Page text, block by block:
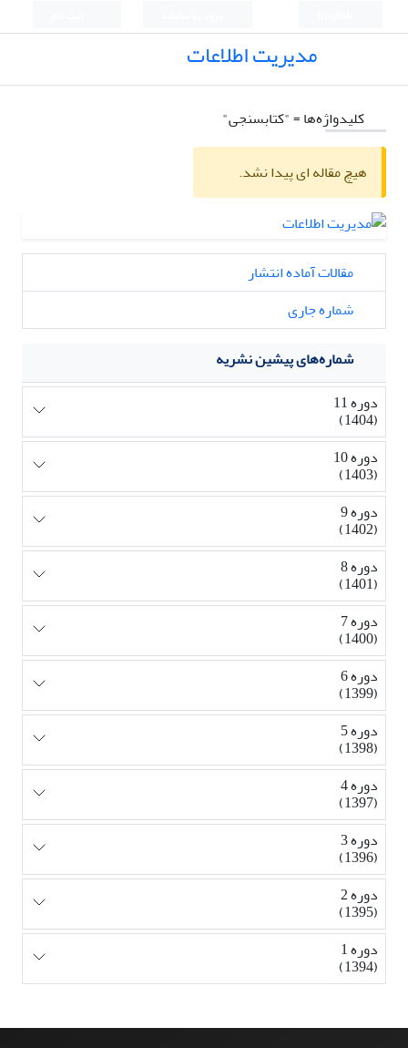
مدیریت اطلاعات
کلیدواژه‌ها ="کتابسنجی"
هیچ مقاله ای پیدا نشد.
مقالات آماده انتشار
شماره جاری
شماره‌های پیشین نشریه
دوره 11
(1404)
دوره 10
(1403)
دوره 9
(1402)
دوره 8
(1401)
دوره 7
(1400)
دوره 6
(1399)
دوره 5
(1398)
دوره 4
(1397)
دوره 3
(1396)
دوره 2
(1395)
دوره 1
(1394)